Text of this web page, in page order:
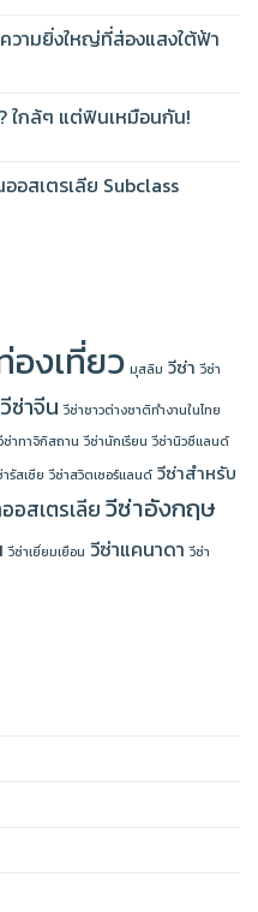
ามยิ่งใหญ่ที่ส่องแสงใต้ฟ้า
ใกล้ๆ แต่ฟินเหมือนกัน!
อสเตรเลีย Subclass
องเที่ยว มุสลิม วีซ่า วีซ่า
วีซ่าจีน วีซ่าชาวต่างชาติทำงานในไทย
ซ่าทาจิกิสถาน วีซ่านักเรียน วีซ่านิวซีแลนด์
รัสเซีย วีซ่าสวิตเซอร์แลนด์ วีซ่าสำหรับ
อสเตรเลียวีซ่าอังกฤษ
วีซ่าเยี่ยมเยือน วีซ่าแคนาดา วีซ่า